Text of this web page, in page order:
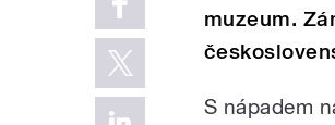
muzeum.
S nápadem